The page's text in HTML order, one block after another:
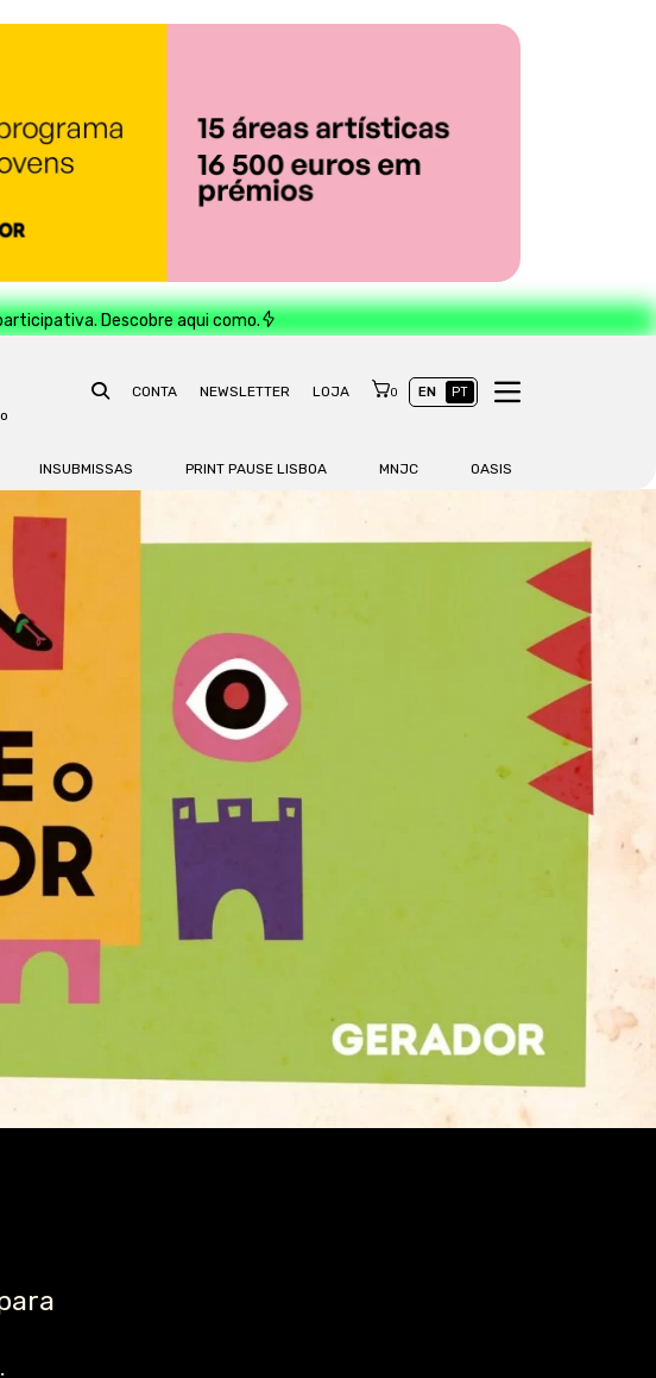
Descobre aqui como.
CONTA NEWSLETTER LOJA 0 EN PT
INSUBMISSAS PRINT PAUSE LISBOA MNJC OASIS